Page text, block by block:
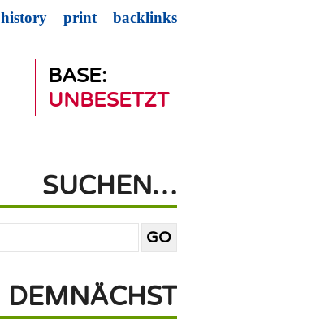
BASE:
UNBESETZT
history print backlinks
SUCHEN…
DEMNÄCHST